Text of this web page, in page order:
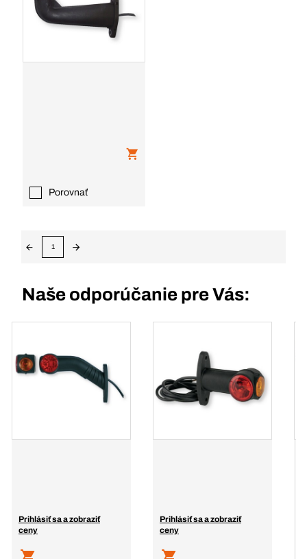
Porovnať
1
Naše odporúčanie pre Vás:
Prihlásiť sa a zobraziť
ceny
Prihlásiť sa a zobraziť
ceny